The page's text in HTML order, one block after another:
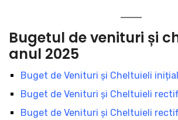
Bugetul de venituri și
anul 2025
Buget de Venituri şi Cheltuieli
Buget de Venituri şi Cheltuieli
Buget de Venituri şi Cheltuieli